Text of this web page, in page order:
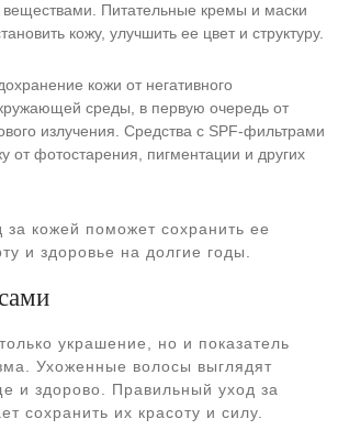
Питательные кремы и маски
кожу, улучшить ее цвет и структуру.
кожи от негативного
среды, в первую очередь от
излучения. Средства с SPF-фильтрами
от фотостарения, пигментации и других
кожей поможет сохранить ее
и здоровье на долгие годы.
украшение, но и показатель
Ухоженные волосы выглядят
и здорово. Правильный уход за
сохранить их красоту и силу.